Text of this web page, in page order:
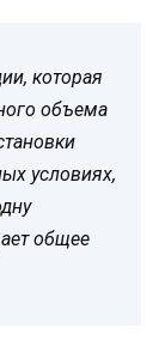
которая
объема
условиях,
общее